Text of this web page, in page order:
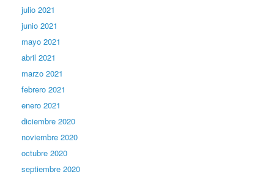
julio 2021
junio 2021
mayo 2021
abril 2021
marzo 2021
febrero 2021
enero 2021
diciembre 2020
noviembre 2020
octubre 2020
septiembre 2020